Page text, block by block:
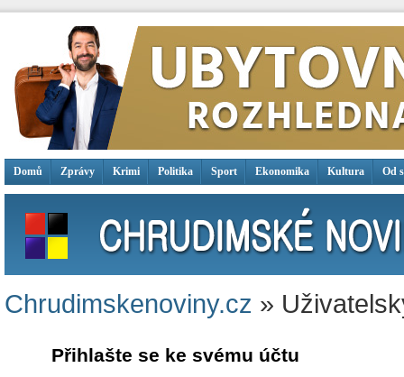
Domů Zprávy Krimi Politika Sport Ekonomika Kultura Od
Chrudimskenoviny.cz »
Přihlašte se ke svému účtu